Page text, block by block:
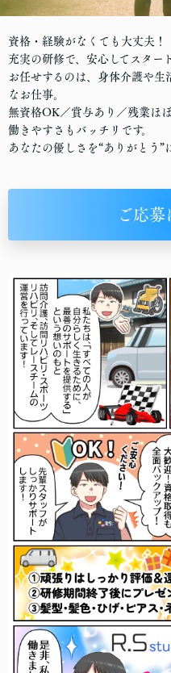
資格・経験がなくても大丈夫！
充実の研修で、安心してスター
お任せするのは、身体介護や生
なお仕事。
無資格OK／賞与あり／残業ほ
働きやすさもバッチリです。
あなたの優しさを“ありがとう”
ご応募